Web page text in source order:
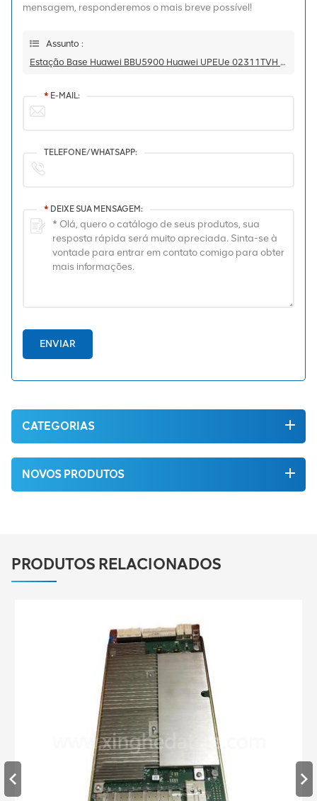
mensagem, responderemos o mais breve possível!
Assunto :
Estação Base Huawei BBU5900 Huawei UPEUe 02311TVH WD2M0UPEUE00 Unidade De Interface De Energia E Ambiente
* E-MAIL:
TELEFONE/WHATSAPP:
* DEIXE SUA MENSAGEM:
ENVIAR
CATEGORIAS
NOVOS PRODUTOS
PRODUTOS RELACIONADOS